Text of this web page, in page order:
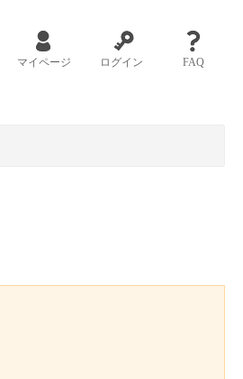
マイページ ログイン FAQ